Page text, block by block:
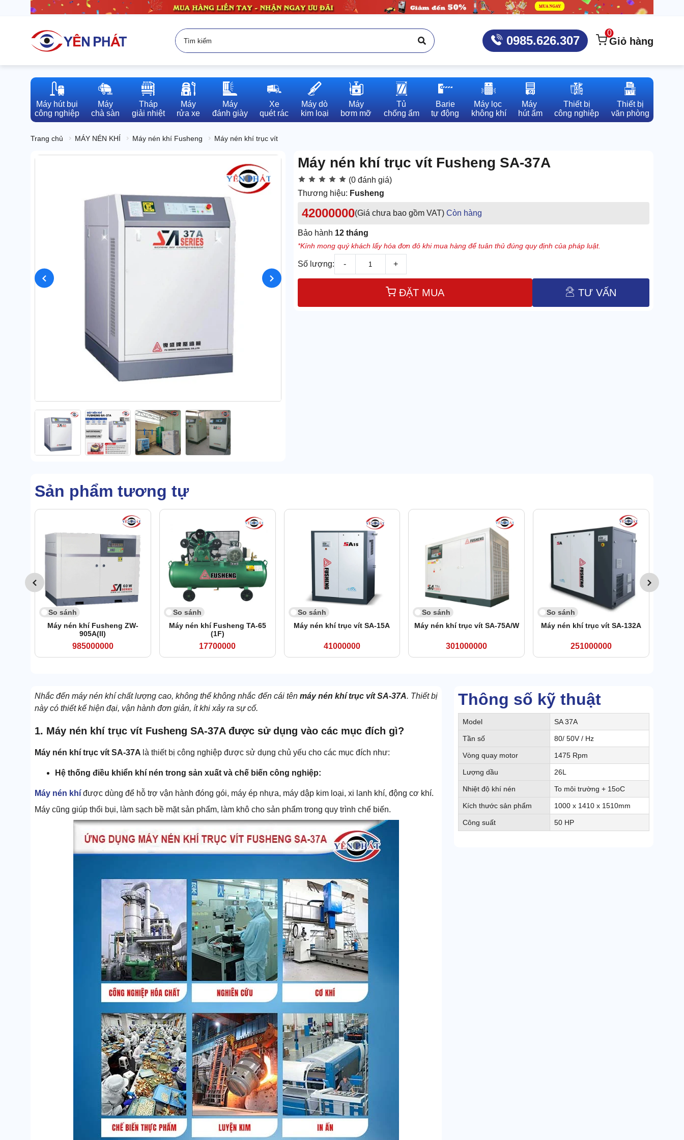
0985.626.307
0
Giỏ hàng
Máy hút bụi
công nghiệp
Máy
chà sàn
Tháp
giải nhiệt
Máy
rửa xe
Máy
đánh giày
Xe
quét rác
Máy dò
kim loại
Máy
bơm mỡ
Tủ
chống ẩm
Barie
tự động
Máy lọc
không khí
Máy
hút ẩm
Thiết bị
công nghiệp
Thiết bị
văn phòng
Trang chủ MÁY NÉN KHÍ Máy nén khí Fusheng Máy nén khí trục vít
Máy nén khí trục vít Fusheng SA-37A
(0 đánh giá)
Thương hiệu: Fusheng
42000000(Giá chưa bao gồm VAT) Còn hàng
Bảo hành 12 tháng
*Kính mong quý khách lấy hóa đơn đỏ khi mua hàng để tuân thủ đúng quy định của pháp luật.
Số lượng: - +
ĐẶT MUA TƯ VẤN
Sản phẩm tương tự
So sánh
Máy nén khí Fusheng ZW-
905A(II)
985000000
So sánh
Máy nén khí Fusheng TA-65
(1F)
17700000
So sánh
Máy nén khí trục vít SA-15A
41000000
So sánh
Máy nén khí trục vít SA-75A/W
301000000
So sánh
Máy nén khí trục vít SA-132A
251000000
Thông số kỹ thuật
Model SA 37A
Tần số 80/ 50V / Hz
Vòng quay motor 1475 Rpm
Lượng dầu 26L
Nhiệt độ khí nén To môi trường + 15oC
Kích thước sản phẩm 1000 x 1410 x 1510mm
Công suất 50 HP
Nhắc đến máy nén khí chất lượng cao, không thể không nhắc đến cái tên máy nén khí trục vít SA-37A. Thiết bị
này có thiết kế hiện đại, vận hành đơn giản, ít khi xảy ra sự cố.
1. Máy nén khí trục vít Fusheng SA-37A được sử dụng vào các mục đích gì?
Máy nén khí trục vít SA-37A là thiết bị công nghiệp được sử dụng chủ yếu cho các mục đích như:
Hệ thống điều khiển khí nén trong sản xuất và chế biến công nghiệp:
Máy nén khí được dùng để hỗ trợ vận hành đóng gói, máy ép nhựa, máy dập kim loại, xi lanh khí, động cơ khí.
Máy cũng giúp thổi bụi, làm sạch bề mặt sản phẩm, làm khô cho sản phẩm trong quy trình chế biến.